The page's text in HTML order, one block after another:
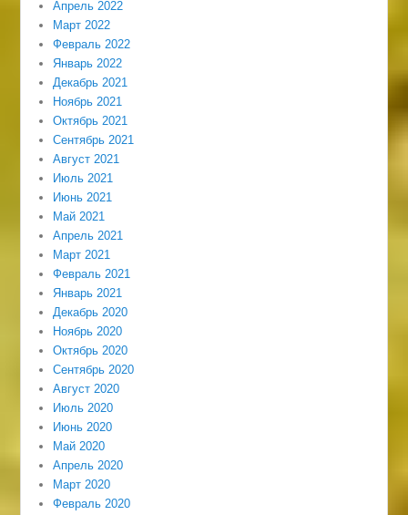
Апрель 2022
Март 2022
Февраль 2022
Январь 2022
Декабрь 2021
Ноябрь 2021
Октябрь 2021
Сентябрь 2021
Август 2021
Июль 2021
Июнь 2021
Май 2021
Апрель 2021
Март 2021
Февраль 2021
Январь 2021
Декабрь 2020
Ноябрь 2020
Октябрь 2020
Сентябрь 2020
Август 2020
Июль 2020
Июнь 2020
Май 2020
Апрель 2020
Март 2020
Февраль 2020